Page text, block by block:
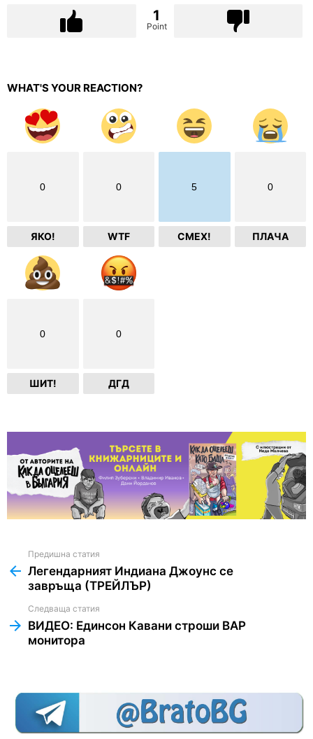
1
Point
WHAT'S YOUR REACTION?
0
ЯКО!
0
WTF
5
СМЕХ!
0
ПЛАЧА
0
ШИТ!
0
ДГД
more
Предишна статия
Легендарният Индиана Джоунс се
завръща (ТРЕЙЛЪР)
Следваща статия
ВИДЕО: Единсон Кавани строши ВАР
монитора